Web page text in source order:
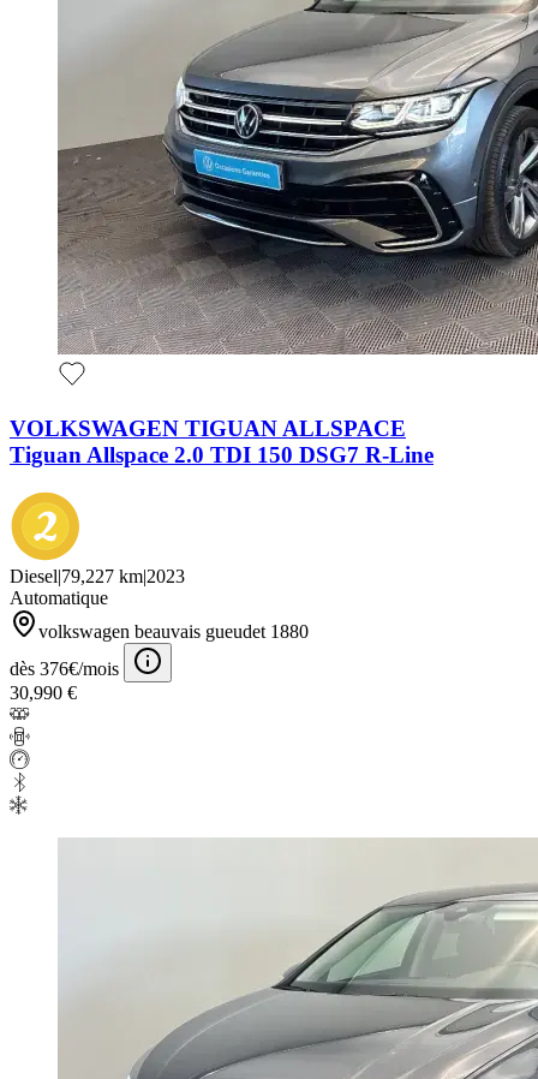
VOLKSWAGEN TIGUAN ALLSPACE
Tiguan Allspace 2.0 TDI 150 DSG7 R-Line
Diesel|79,227 km|2023
Automatique
volkswagen beauvais gueudet 1880
dès 376€/mois
30,990 €